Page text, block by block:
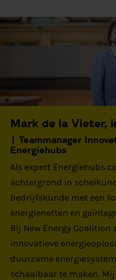
Mark de la Vieter,
Teammanager
Energiehubs
Als expert Energiehubs
achtergrond in
bedrijfskunde met een
energienetten en
Bij New Energy Coalition
innovatieve
duurzame
schaalbaar te maken.